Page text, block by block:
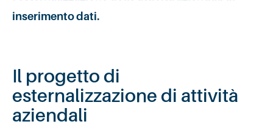
inserimento dati.
Il progetto di
esternalizzazione di attività
aziendali